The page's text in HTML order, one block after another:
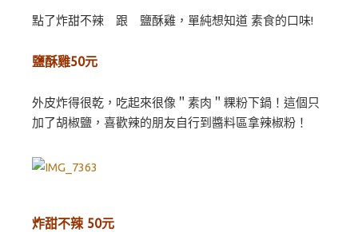
點了炸甜不辣 跟 鹽酥雞，單純想知道 素食的口味!
鹽酥雞50元
外皮炸得很乾，吃起來很像＂素肉＂粿粉下鍋！這個只
加了胡椒鹽，喜歡辣的朋友自行到醬料區拿辣椒粉！
炸甜不辣 50元